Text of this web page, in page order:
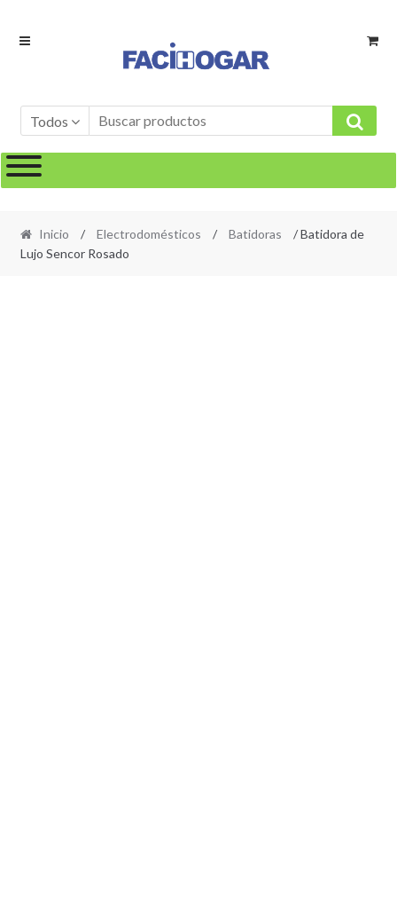
Ir
Ir
Todos
Inicio / Electrodomésticos / Batidoras
/ Batidora de
Lujo Sencor Rosado